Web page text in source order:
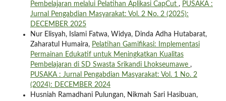
Pembelajaran melalui Pelatihan Aplikasi CapCut , PUSAKA :
Jurnal Pengabdian Masyarakat: Vol. 2 No. 2 (2025):
DECEMBER 2025
Nur Elisyah, Islami Fatwa, Widya, Dinda Adha Hutabarat,
Zaharatul Humaira, Pelatihan Gamifikasi: Implementasi
Permainan Edukatif untuk Meningkatkan Kualitas
Pembelajaran di SD Swasta Srikandi Lhokseumawe ,
PUSAKA : Jurnal Pengabdian Masyarakat: Vol. 1 No. 2
(2024): DECEMBER 2024
Husniah Ramadhani Pulungan, Nikmah Sari Hasibuan,